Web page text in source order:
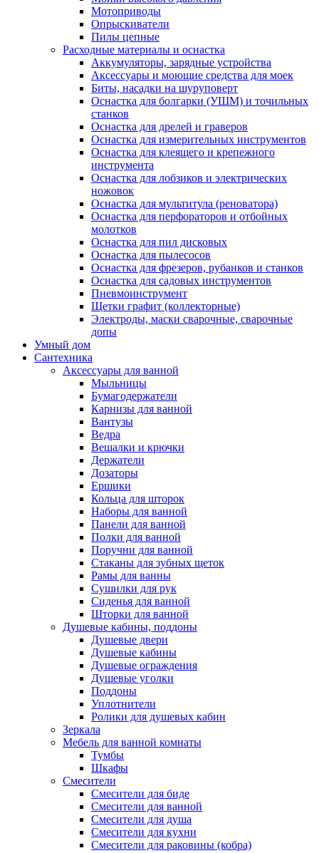
Мотоприводы
Опрыскиватели
Пилы цепные
Расходные материалы и оснастка
Аккумуляторы, зарядные устройства
Аксессуары и моющие средства для моек
Биты, насадки на шуруповерт
Оснастка для болгарки (УШМ) и точильных
станков
Оснастка для дрелей и граверов
Оснастка для измерительных инструментов
Оснастка для клеящего и крепежного
инструмента
Оснастка для лобзиков и электрических
ножовок
Оснастка для мультитула (реноватора)
Оснастка для перфораторов и отбойных
молотков
Оснастка для пил дисковых
Оснастка для пылесосов
Оснастка для фрезеров, рубанков и станков
Оснастка для садовых инструментов
Пневмоинструмент
Щетки графит (коллекторные)
Электроды, маски сварочные, сварочные
допы
Умный дом
Сантехника
Аксессуары для ванной
Мыльницы
Бумагодержатели
Карнизы для ванной
Вантузы
Ведра
Вешалки и крючки
Держатели
Дозаторы
Ершики
Кольца для шторок
Наборы для ванной
Панели для ванной
Полки для ванной
Поручни для ванной
Стаканы для зубных щеток
Рамы для ванны
Сушилки для рук
Сиденья для ванной
Шторки для ванной
Душевые кабины, поддоны
Душевые двери
Душевые кабины
Душевые ограждения
Душевые уголки
Поддоны
Уплотнители
Ролики для душевых кабин
Зеркала
Мебель для ванной комнаты
Тумбы
Шкафы
Смесители
Смесители для биде
Смесители для ванной
Смесители для душа
Смесители для кухни
Смесители для раковины (кобра)